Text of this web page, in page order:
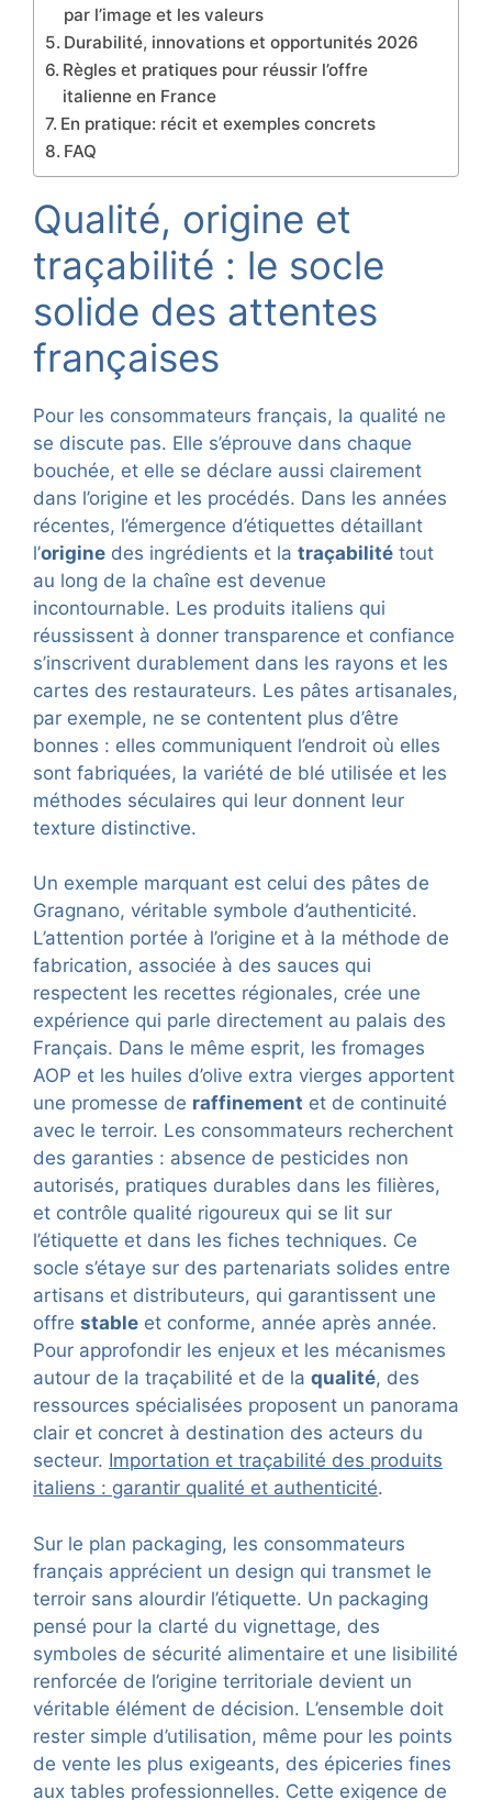
par l’image et les valeurs
Durabilité, innovations et opportunités 2026
Règles et pratiques pour réussir l’offre
italienne en France
En pratique: récit et exemples concrets
FAQ
Qualité, origine et
traçabilité : le socle
solide des attentes
françaises
Pour les consommateurs français, la qualité ne
se discute pas. Elle s’éprouve dans chaque
bouchée, et elle se déclare aussi clairement
dans l’origine et les procédés. Dans les années
récentes, l’émergence d’étiquettes détaillant
l’origine des ingrédients et la traçabilité tout
au long de la chaîne est devenue
incontournable. Les produits italiens qui
réussissent à donner transparence et confiance
s’inscrivent durablement dans les rayons et les
cartes des restaurateurs. Les pâtes artisanales,
par exemple, ne se contentent plus d’être
bonnes : elles communiquent l’endroit où elles
sont fabriquées, la variété de blé utilisée et les
méthodes séculaires qui leur donnent leur
texture distinctive.
Un exemple marquant est celui des pâtes de
Gragnano, véritable symbole d’authenticité.
L’attention portée à l’origine et à la méthode de
fabrication, associée à des sauces qui
respectent les recettes régionales, crée une
expérience qui parle directement au palais des
Français. Dans le même esprit, les fromages
AOP et les huiles d’olive extra vierges apportent
une promesse de raffinement et de continuité
avec le terroir. Les consommateurs recherchent
des garanties : absence de pesticides non
autorisés, pratiques durables dans les filières,
et contrôle qualité rigoureux qui se lit sur
l’étiquette et dans les fiches techniques. Ce
socle s’étaye sur des partenariats solides entre
artisans et distributeurs, qui garantissent une
offre stable et conforme, année après année.
Pour approfondir les enjeux et les mécanismes
autour de la traçabilité et de la qualité, des
ressources spécialisées proposent un panorama
clair et concret à destination des acteurs du
secteur. Importation et traçabilité des produits
italiens : garantir qualité et authenticité.
Sur le plan packaging, les consommateurs
français apprécient un design qui transmet le
terroir sans alourdir l’étiquette. Un packaging
pensé pour la clarté du vignettage, des
symboles de sécurité alimentaire et une lisibilité
renforcée de l’origine territoriale devient un
véritable élément de décision. L’ensemble doit
rester simple d’utilisation, même pour les points
de vente les plus exigeants, des épiceries fines
aux tables professionnelles. Cette exigence de